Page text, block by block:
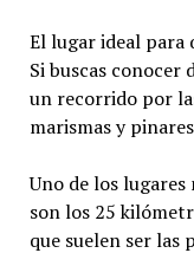
El lugar ideal para
Si buscas conocer
un recorrido por
marismas y
Uno de los lugares
son los 25
que suelen ser las